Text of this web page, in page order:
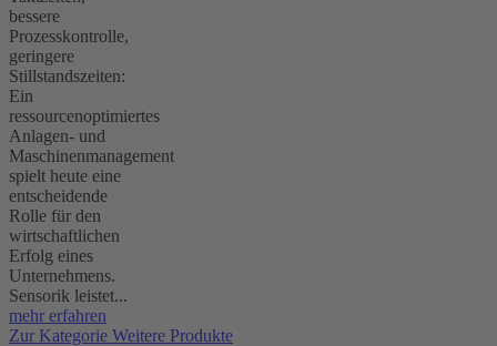
bessere
Prozesskontrolle,
geringere
Stillstandszeiten:
Ein
ressourcenoptimiertes
Anlagen- und
Maschinenmanagement
spielt heute eine
entscheidende
Rolle für den
wirtschaftlichen
Erfolg eines
Unternehmens.
Sensorik leistet...
mehr erfahren
Zur Kategorie Weitere Produkte